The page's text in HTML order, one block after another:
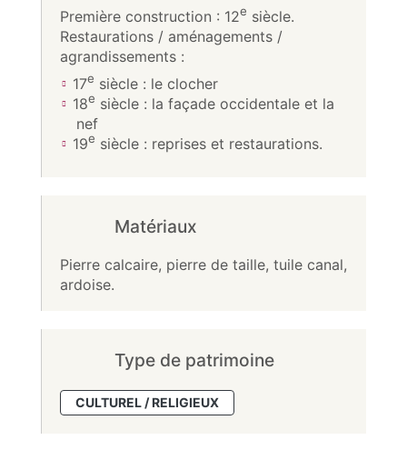
Première construction : 12e siècle.
Restaurations / aménagements /
agrandissements :
17e siècle : le clocher
18e siècle : la façade occidentale et la
nef
19e siècle : reprises et restaurations.
Matériaux
Pierre calcaire, pierre de taille, tuile canal,
ardoise.
Type de patrimoine
CULTUREL / RELIGIEUX